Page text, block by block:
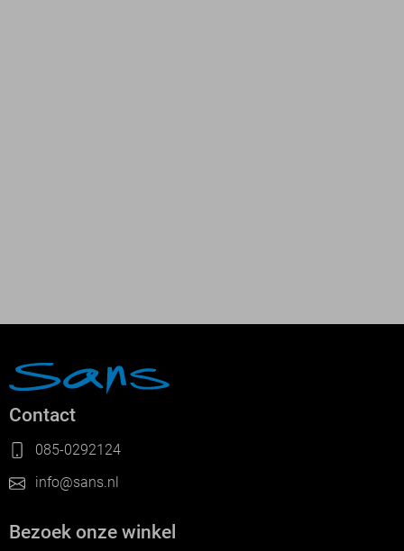
Contact
085-0292124
info@sans.nl
Bezoek onze winkel